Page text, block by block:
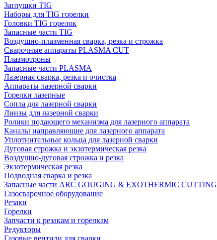
Заглушки TIG
Наборы для TIG горелки
Головки TIG горелок
Запасные части TIG
Воздушно-плазменная сварка, резка и строжка
Сварочные аппараты PLASMA CUT
Плазмотроны
Запасные части PLASMA
Лазерная сварка, резка и очистка
Аппараты лазерной сварки
Горелки лазерные
Сопла для лазерной сварки
Линзы для лазерной сварки
Ролики подающего механизма для лазерного аппарата
Каналы направляющие для лазерного аппарата
Уплотнительные кольца для лазерной сварки
Дуговая строжка и экзотермическая резка
Воздушно-дуговая строжка и резка
Экзотермическая резка
Подводная сварка и резка
Запасные части ARC GOUGING & EXOTHERMIC CUTTING
Газосварочное оборудование
Резаки
Горелки
Запчасти к резакам и горелкам
Редукторы
Газовые вентили для сварки